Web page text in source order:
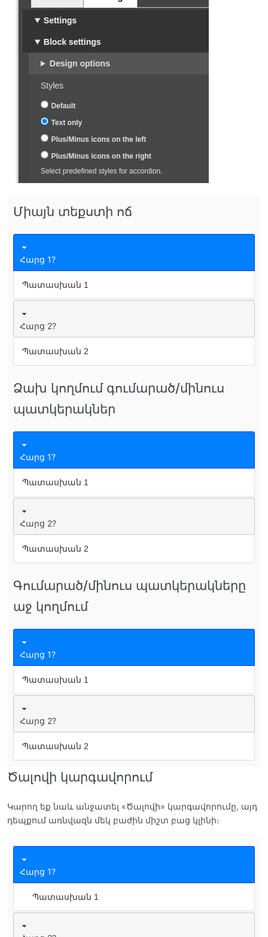
Միայն տեքստի ոճ
Հարց 1?
Պատասխան 1
Հարց 2?
Պատասխան 2
Ձախ կողմում գումարած/մինուս
պատկերակներ
Հարց 1?
Պատասխան 1
Հարց 2?
Պատասխան 2
Գումարած/մինուս պատկերակները
աջ կողմում
Հարց 1?
Պատասխան 1
Հարց 2?
Պատասխան 2
Ծալովի կարգավորում
Կարող եք նաև անջատել «Ծալովի» կարգավորումը, այդ
դեպքում առնվազն մեկ բաժին միշտ բաց կլինի։
Հարց 1?
Պատասխան 1